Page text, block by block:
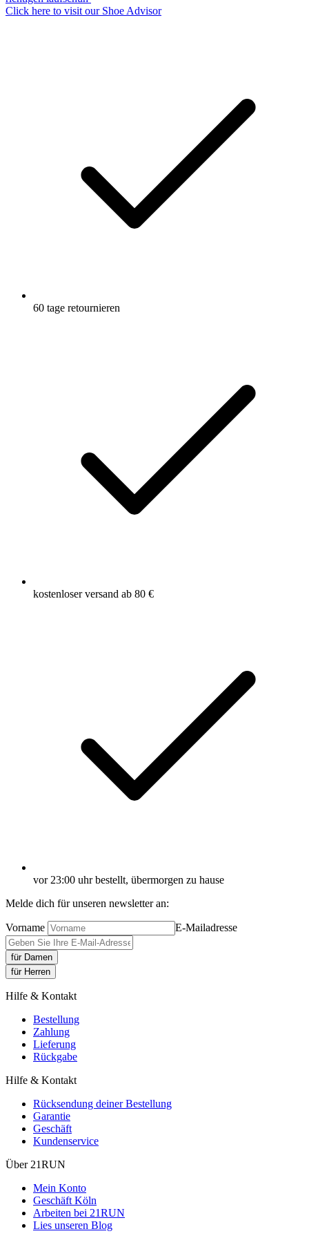
3
Click here to visit our Shoe Advisor
60 tage retournieren
kostenloser versand ab 80 €
vor 23:00 uhr bestellt, übermorgen zu hause
Melde dich für unseren newsletter an:
Vorname E-Mailadresse
für Damen
für Herren
Hilfe & Kontakt
Bestellung
Zahlung
Lieferung
Rückgabe
Hilfe & Kontakt
Rücksendung deiner Bestellung
Garantie
Geschäft
Kundenservice
Über 21RUN
Mein Konto
Geschäft Köln
Arbeiten bei 21RUN
Lies unseren Blog